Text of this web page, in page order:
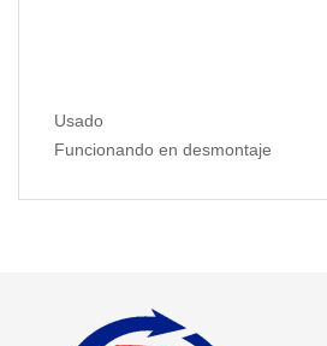
Usado
Funcionando en desmontaje